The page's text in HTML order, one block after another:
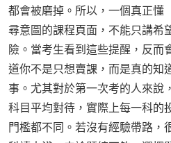
都會被磨掉。所以，一個真正懂
尋意圖的課程頁面，不能只講希
險。當考生看到這些提醒，反而
道你不是只想賣課，而是真的知
事。尤其對於第一次考的人來說
科目平均對待，實際上每一科的
門檻都不同。若沒有經驗帶路，